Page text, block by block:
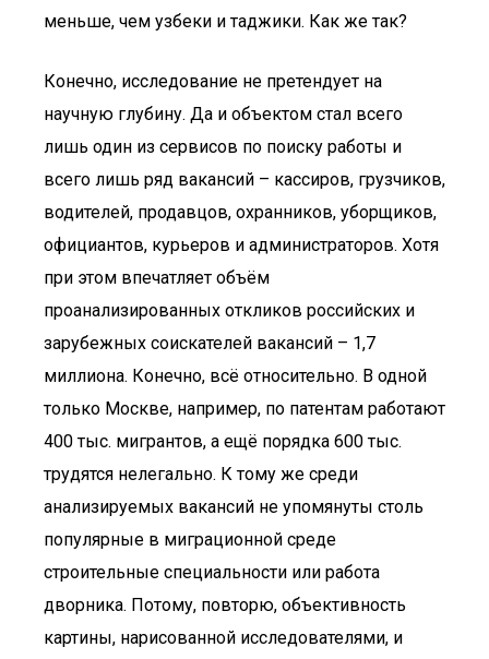
меньше, чем узбеки и таджики. Как же так?
Конечно, исследование не претендует на
научную глубину. Да и объектом стал всего
лишь один из сервисов по поиску работы и
всего лишь ряд вакансий – кассиров, грузчиков,
водителей, продавцов, охранников, уборщиков,
официантов, курьеров и администраторов. Хотя
при этом впечатляет объём
проанализированных откликов российских и
зарубежных соискателей вакансий – 1,7
миллиона. Конечно, всё относительно. В одной
только Москве, например, по патентам работают
400 тыс. мигрантов, а ещё порядка 600 тыс.
трудятся нелегально. К тому же среди
анализируемых вакансий не упомянуты столь
популярные в миграционной среде
строительные специальности или работа
дворника. Потому, повторю, объективность
картины, нарисованной исследователями, и